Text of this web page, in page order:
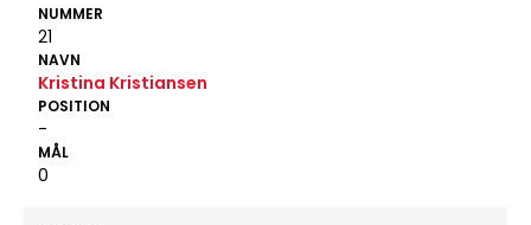
NUMMER
21
NAVN
Kristina Kristiansen
POSITION
-
MÅL
0